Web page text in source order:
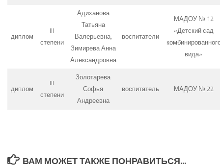
диплом
III
степени
Адиханова
Татьяна
Валерьевна,
Зимирева Анна
Александровна
воспитатели
МАДОУ № 12
«Детский сад
вида»
диплом
III
степени
Золотарева
Софья
Андреевна
воспитатель МАДОУ № 22
ВАМ МОЖЕТ ТАКЖЕ ПОНРАВИТЬСЯ...